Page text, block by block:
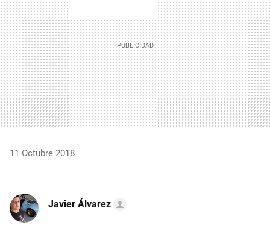
11 Octubre 2018
Javier Álvarez